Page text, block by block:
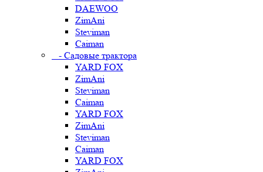
DAEWOO
ZimAni
Steviman
Caiman
- Садовые трактора
YARD FOX
ZimAni
Steviman
Caiman
YARD FOX
ZimAni
Steviman
Caiman
YARD FOX